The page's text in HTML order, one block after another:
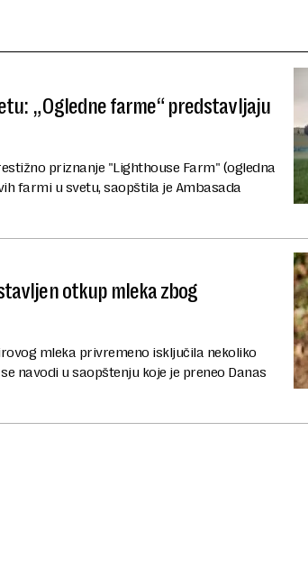
„Ogledne farme“ predstavljaju
priznanje "Lighthouse Farm" (ogledna
farmi u svetu, saopštila je Ambasada
otkup mleka zbog
mleka privremeno isključila nekoliko
navodi u saopštenju koje je preneo Danas